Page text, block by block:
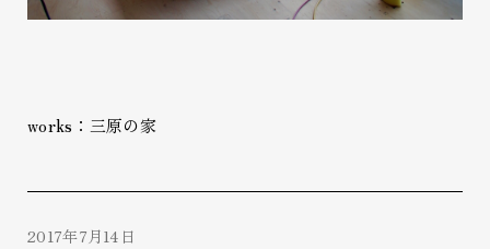
works：三原の家
2017年7月14日